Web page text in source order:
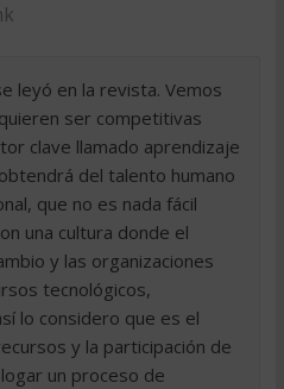
leyó en la revista. Vemos
ser competitivas
clave llamado aprendizaje
del talento humano
que no es nada fácil
una cultura donde el
y las organizaciones
tecnológicos,
lo considero que es el
y la participación de
un proceso de